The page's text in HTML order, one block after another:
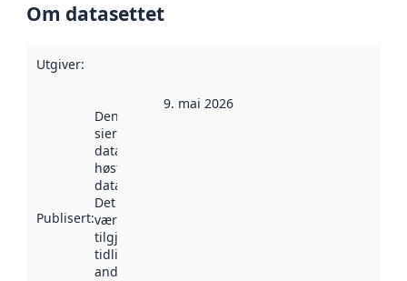
Om datasettet
Utgiver:
Publisert:
Denne datoen
sier når
datasettet ble
høstet av
data.norge.no.
Det kan ha
vært
tilgjengelig
tidligere
andre steder.
9. mai 2026